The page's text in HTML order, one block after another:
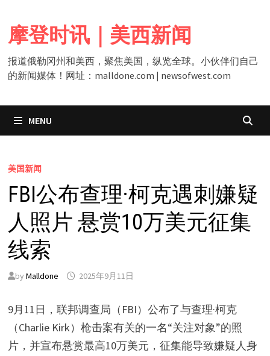
content
摩登时讯｜美西新闻
报道俄勒冈州和美西，聚焦美国，纵览全球。小伙伴们自己
的新闻媒体！网址：malldone.com | newsofwest.com
MENU
美国新闻
FBI公布查理·柯克遇刺嫌疑
人照片 悬赏10万美元征集
线索
by Malldone 2025年9月11日
9月11日，联邦调查局（FBI）公布了与查理·柯克
（Charlie Kirk）枪击案有关的一名“关注对象”的照
片，并宣布悬赏最高10万美元，征集能导致嫌疑人身